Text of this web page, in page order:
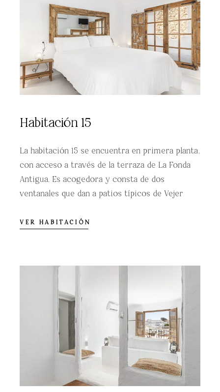
Habitación 15
La habitación 15 se encuentra en primera planta,
con acceso a través de la terraza de La Fonda
Antigua. Es acogedora y consta de dos
ventanales que dan a patios típicos de Vejer
VER HABITACIÓN